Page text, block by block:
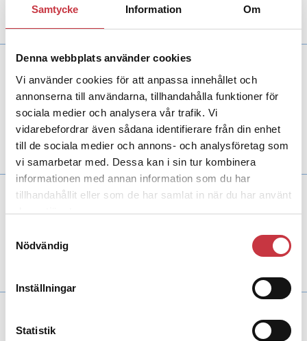
Samtycke Information Om
Denna webbplats använder cookies
Vi använder cookies för att anpassa innehållet och
annonserna till användarna, tillhandahålla funktioner för
sociala medier och analysera vår trafik. Vi
vidarebefordrar även sådana identifierare från din enhet
till de sociala medier och annons- och analysföretag som
vi samarbetar med. Dessa kan i sin tur kombinera
informationen med annan information som du har
tillhandahållit eller som de har samlat in när du har använt
deras tjänster.
Nödvändig
Inställningar
Statistik
Beatrice Ask.
14 december 2012
”Fackliga fördelar
med större regioner”
AktuelltPolisen i Kronoberg har ett allt tätare samarbete med kollegorna
i Kalmar. Samtidigt försöker man göra sig redo för att ingå i en större
Kronoberg.
8 oktober 2012
Med reservation!
På representantskapet nyligen reserverade vi oss mot förbundsstyrelsens
«Äldre artiklar